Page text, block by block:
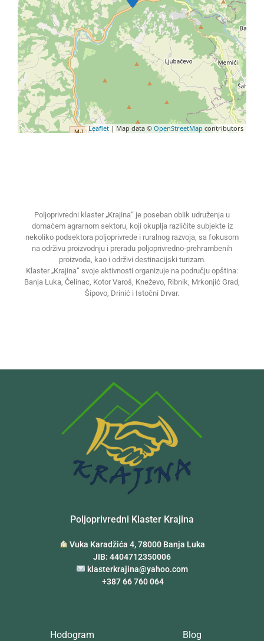
Leaflet | Map data © OpenStreetMap contributors
Poljoprivredni klaster „Krajina“ je poseban oblik udruženja u
domaćem agrarnom sektoru, koji okuplja različite subjekte iz
nekoliko podsektora poljoprivrede i ruralnog razvoja, sa fokusom
na održivu proizvodnju i preradu poljoprivredno-prehrambenih
proizvoda, kao i održivi destinacijski turizam.
Klaster „Krajina“ svoje aktivnosti organizuje na području opština:
Banja Luka, Čelinac, Kotor Varoš, Kneževo, Ribnik, Mrkonjić Grad,
Šipovo, Drinić i Istočni Drvar.
Poljoprivredni Klaster Krajina
Vuka Karadžića 4, 78000 Banja Luka
JIB: 4404712350006
klasterkrajina@yahoo.com
+387 66 760 064
Hodogram Blog